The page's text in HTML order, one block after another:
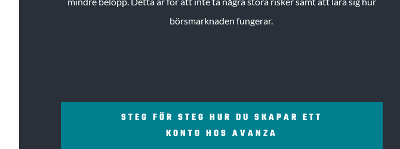
börsmarknaden fungerar.
STEG FÖR STEG HUR DU SKAPAR ETT
KONTO HOS AVANZA